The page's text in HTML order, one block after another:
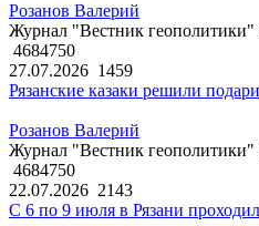
Розанов Валерий
Журнал "Вестник геополитики"
4684750
27.07.2026 1459
Рязанские казаки решили
Розанов Валерий
Журнал "Вестник геополитики"
4684750
22.07.2026 2143
С 6 по 9 июля в Рязани